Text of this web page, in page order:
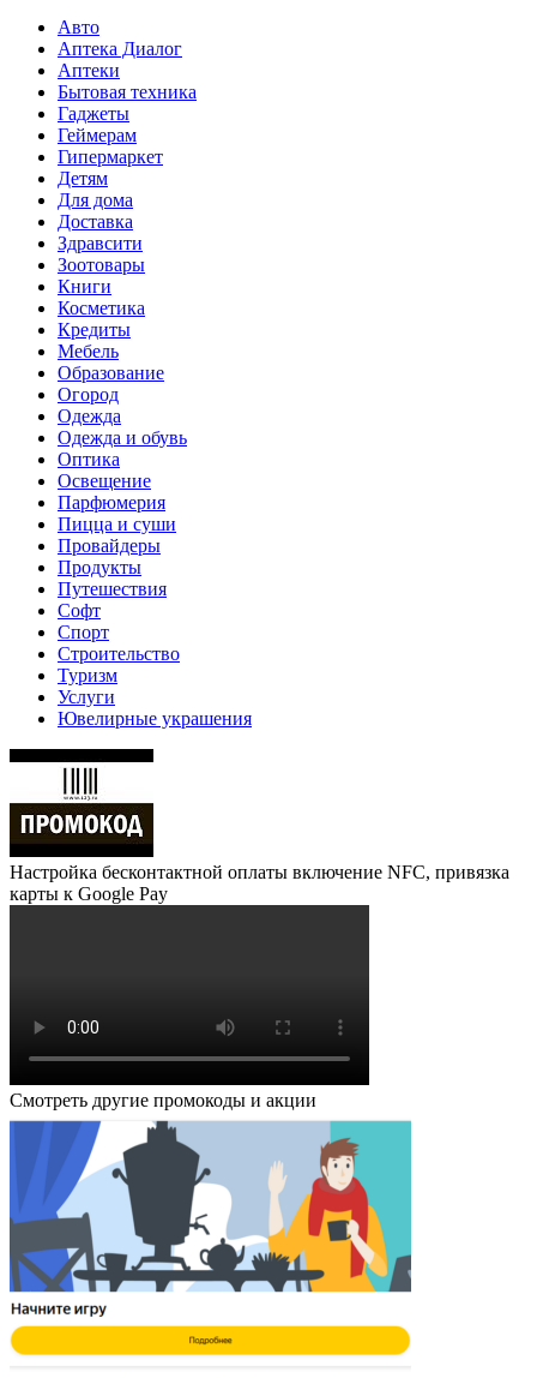
Авто
Аптека Диалог
Аптеки
Бытовая техника
Гаджеты
Геймерам
Гипермаркет
Детям
Для дома
Доставка
Здравсити
Зоотовары
Книги
Косметика
Кредиты
Мебель
Образование
Огород
Одежда
Одежда и обувь
Оптика
Освещение
Парфюмерия
Пицца и суши
Провайдеры
Продукты
Путешествия
Софт
Спорт
Строительство
Туризм
Услуги
Ювелирные украшения
Настройка бесконтактной оплаты включение NFC, привязка
карты к Google Pay
Смотреть другие промокоды и акции